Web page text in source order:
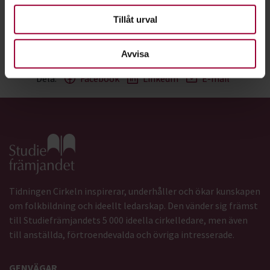
Tillåt urval
Avvisa
Senast ändrad:7 september 2020
Dela: Facebook LinkedIn E-mail
Gå till studiefrämjandets startsida
Tidningen Cirkeln inspirerar, underhåller och ökar kunskapen
om folkbildning och ideellt ledarskap. Den vänder sig främst
till Studiefrämjandets 5 000 ideella cirkelledare, men även
till anställda, förtroendevalda och övriga intresserade.